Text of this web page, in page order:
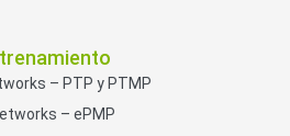
– PTP y PTMP
– ePMP